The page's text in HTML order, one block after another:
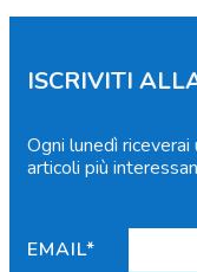
ISCRIVITI
Ogni lunedì
articoli più
EMAIL*